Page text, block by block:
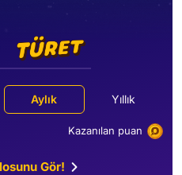
Aylık Yıllık
Kazanılan puan
Gör!